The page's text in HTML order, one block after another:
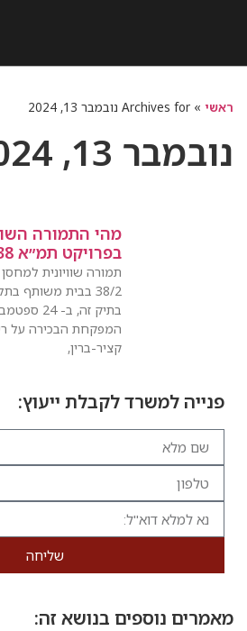
מאמרים נוספים בנושא זה:
ראשי » Archives for נובמבר 13, 2024
נובמבר 13, 2024
מהי התמורה
בפרויקט תמ״א 38?
תמורה שוויונית
38/2 בבית משותף
המפקחת הבכירה על
קציר-ברין,
פנייה למשרד לקבלת ייעוץ:
שליחה